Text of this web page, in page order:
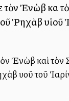
τὸν Ἐνὼβ καὶ
Ῥηχὰβ υἱοῦ
Ἐνὼβ καὶ τὸν
υἱοῦ τοῦ